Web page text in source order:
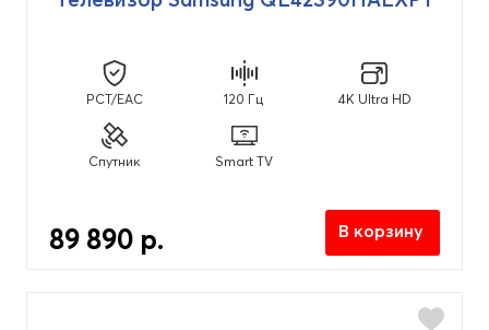
PCT/EAC 120 Гц 4K Ultra HD
Спутник Smart TV
89 890 р. В корзину